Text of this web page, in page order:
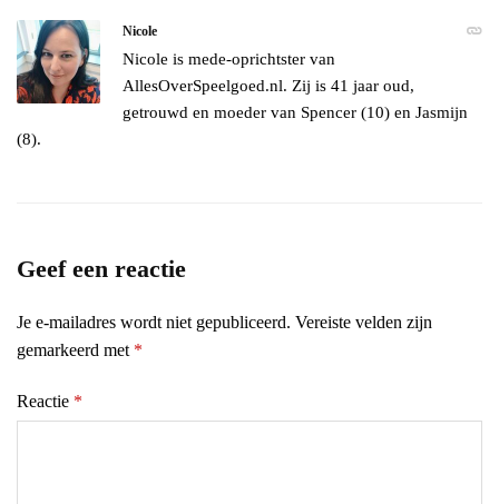
Nicole
Nicole is mede-oprichtster van
AllesOverSpeelgoed.nl. Zij is 41 jaar oud,
getrouwd en moeder van Spencer (10) en Jasmijn
(8).
Geef een reactie
Je e-mailadres wordt niet gepubliceerd. Vereiste velden zijn
gemarkeerd met *
Reactie *